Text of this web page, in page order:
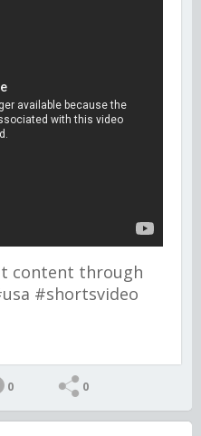
content through
#shortsvideo
0 0